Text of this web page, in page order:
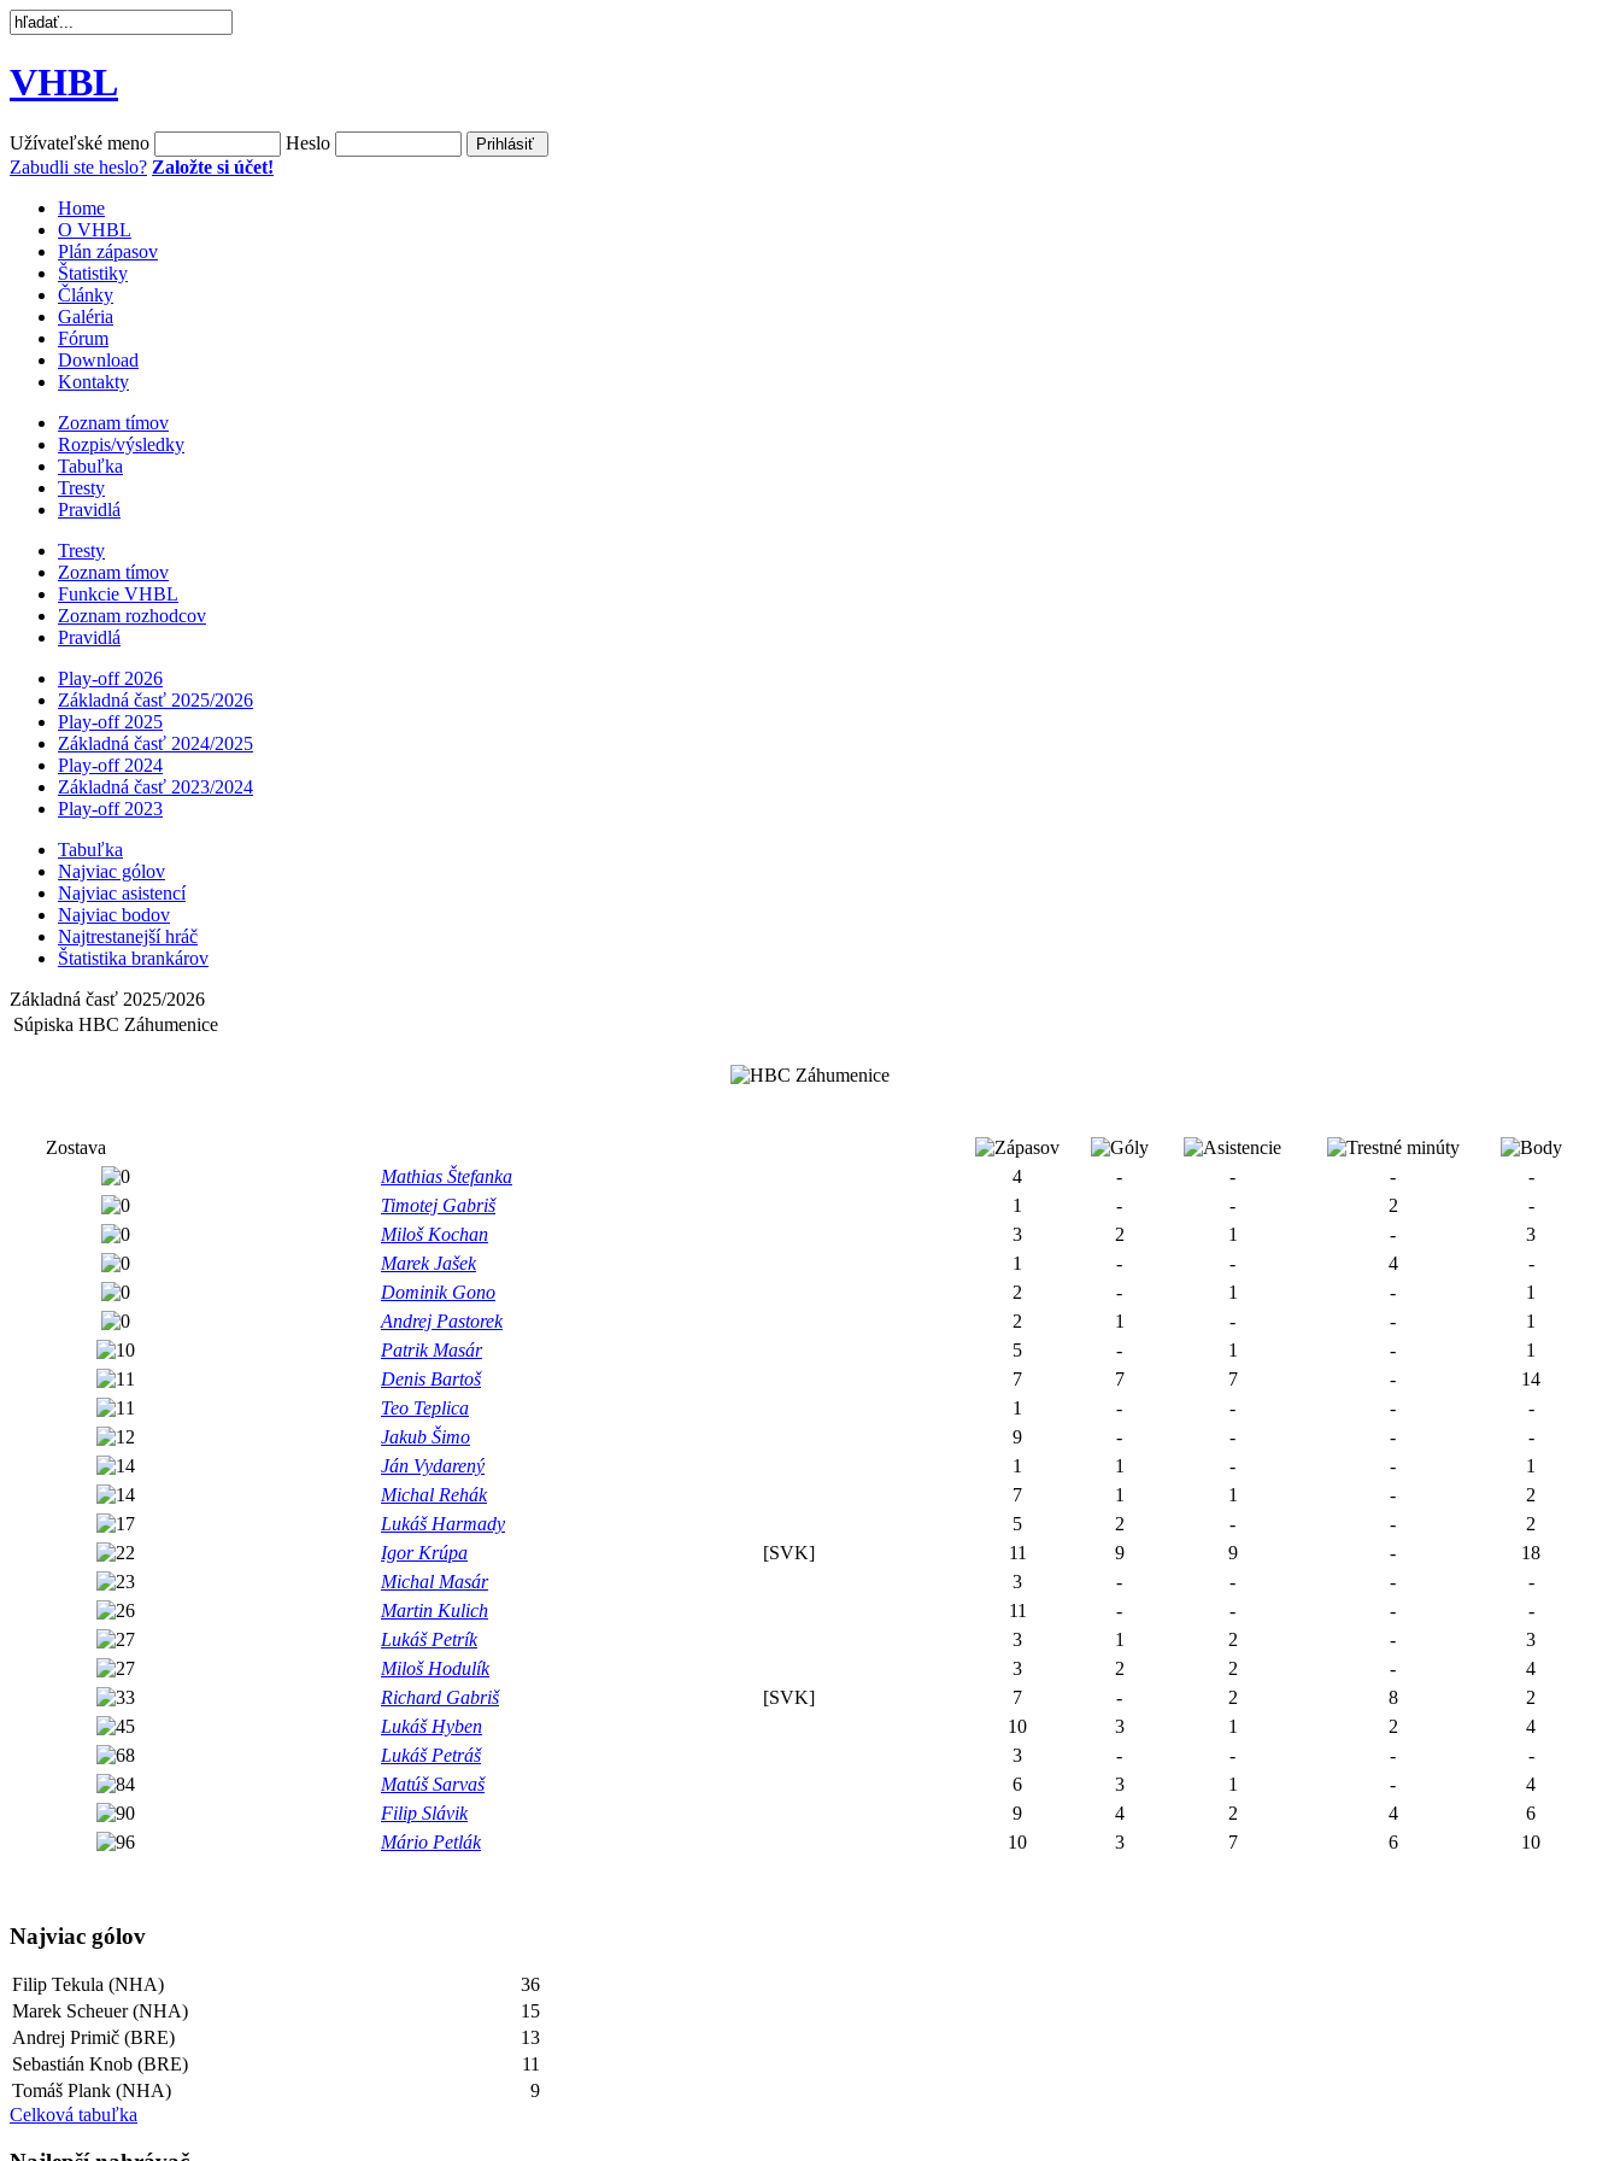
VHBL
Užívateľské meno
Heslo
Zabudli ste heslo? Založte si účet!
Home
O VHBL
Plán zápasov
Štatistiky
Články
Galéria
Fórum
Download
Kontakty
Zoznam tímov
Rozpis/výsledky
Tabuľka
Tresty
Pravidlá
Tresty
Zoznam tímov
Funkcie VHBL
Zoznam rozhodcov
Pravidlá
Play-off 2026
Základná časť 2025/2026
Play-off 2025
Základná časť 2024/2025
Play-off 2024
Základná časť 2023/2024
Play-off 2023
Tabuľka
Najviac gólov
Najviac asistencí­
Najviac bodov
Najtrestanejší hráč
Štatistika brankárov
Základná časť 2025/2026
Súpiska HBC Záhumenice
Zostava
Mathias Štefanka
4 - - -
-
Timotej Gabriš
1 - - 2
-
Miloš Kochan
3 2 1 -
3
Marek Jašek
1 - - 4
-
Dominik Gono
2 - 1 -
1
Andrej Pastorek
2 1 - -
1
Patrik Masár
5 - 1 -
1
Denis Bartoš
7 7 7 -
14
Teo Teplica
1 - - -
-
Jakub Šimo
9 - - -
-
Ján Vydarený
1 1 - -
1
Michal Rehák
7 1 1 -
2
Lukáš Harmady
5 2 - -
2
Igor Krúpa
[SVK] 11 9 9 -
18
Michal Masár
3 - - -
-
Martin Kulich
11 - - -
-
Lukáš Petrík
3 1 2 -
3
Miloš Hodulík
3 2 2 -
4
Richard Gabriš
[SVK] 7 - 2 8
2
Lukáš Hyben
10 3 1 2
4
Lukáš Petráš
3 - - -
-
Matúš Sarvaš
6 3 1 -
4
Filip Slávik
9 4 2 4
6
Mário Petlák
10 3 7 6 10
Najviac gólov
Filip Tekula (NHA)
36
Marek Scheuer (NHA)
15
Andrej Primič (BRE)
13
Sebastián Knob (BRE)
11
Tomáš Plank (NHA)
9
Celková tabuľka